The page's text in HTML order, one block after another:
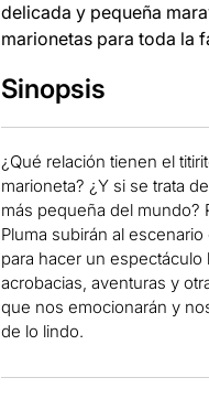
delicada y pequeña
marionetas para toda la
Sinopsis
¿Qué relación tienen el
marioneta? ¿Y si se trata
más pequeña del mundo?
Pluma subirán al escenario
para hacer un espectáculo
acrobacias, aventuras y
que nos emocionarán y
de lo lindo.